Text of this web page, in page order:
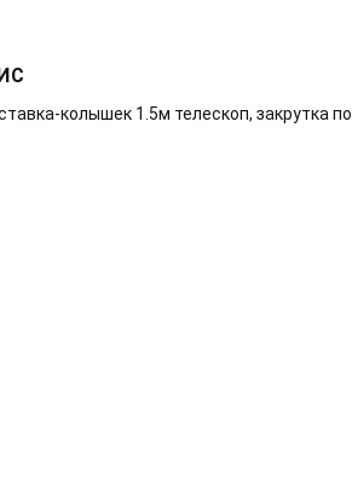
колышек 1.5м телескоп, закрутка